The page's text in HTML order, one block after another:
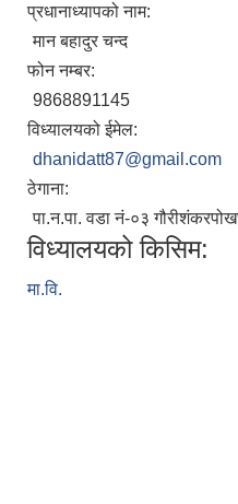
प्रधानाध्यापको नाम:
मान बहादुर चन्द
फोन नम्बर:
9868891145
विध्यालयको ईमेल:
dhanidatt87@gmail.com
ठेगाना:
पा.न.पा. वडा नं-०३
विध्यालयको किसिम:
मा.वि.